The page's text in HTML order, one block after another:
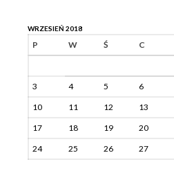
WRZESIEŃ 2018
P W Ś C
3
4 5 6
10
11 12 13
17
18 19 20
24
25 26 27